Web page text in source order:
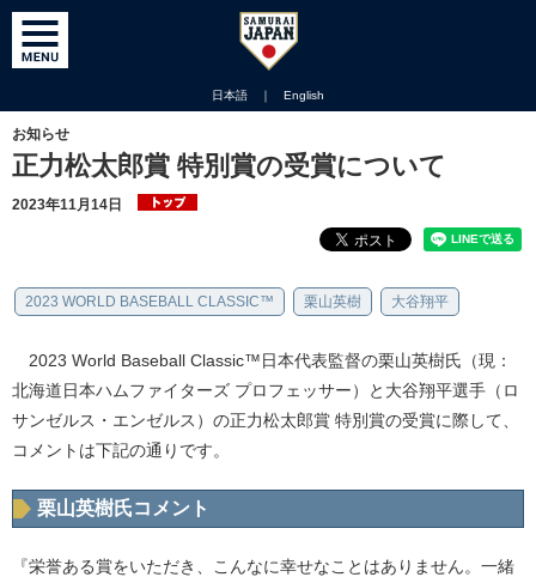
日本語 ｜ English
お知らせ
正力松太郎賞 特別賞の受賞について
2023年11月14日
2023 WORLD BASEBALL CLASSIC™ 栗山英樹 大谷翔平
2023 World Baseball Classic™日本代表監督の栗山英樹氏（現：
北海道日本ハムファイターズ プロフェッサー）と大谷翔平選手（ロ
サンゼルス・エンゼルス）の正力松太郎賞 特別賞の受賞に際して、
コメントは下記の通りです。
栗山英樹氏コメント
『栄誉ある賞をいただき、こんなに幸せなことはありません。一緒